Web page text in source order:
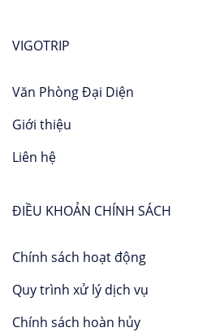
VIGOTRIP
Văn Phòng Đại Diện
Giới thiệu
Liên hệ
ĐIỀU KHOẢN CHÍNH SÁCH
Chính sách hoạt động
Quy trình xử lý dịch vụ
Chính sách hoàn hủy